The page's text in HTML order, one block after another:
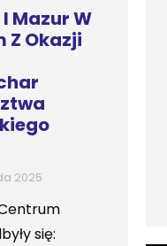
Mazur W
Z Okazji
2025
Centrum
się: